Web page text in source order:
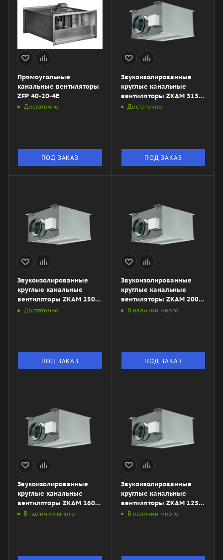
Прямоугольные
канальные вентиляторы
ZFP 40-20-4Е
Достаточно
ПОД ЗАКАЗ
Звукоизолированные
круглые канальные
вентиляторы ZKAM 315
LDДостаточно
ПОД ЗАКАЗ
Звукоизолированные
круглые канальные
вентиляторы ZKAM 250
LDДостаточно
ПОД ЗАКАЗ
Звукоизолированные
круглые канальные
вентиляторы ZKAM 200
LDВ наличии много
ПОД ЗАКАЗ
Звукоизолированные
круглые канальные
вентиляторы ZKAM 160
LDВ наличии много
Звукоизолированные
круглые канальные
вентиляторы ZKAM 125
LDВ наличии много